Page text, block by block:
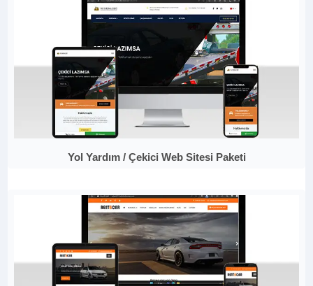
Yol Yardım / Çekici Web Sitesi Paketi